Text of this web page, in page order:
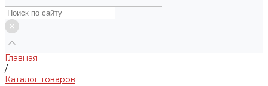
Главная
/
Каталог товаров